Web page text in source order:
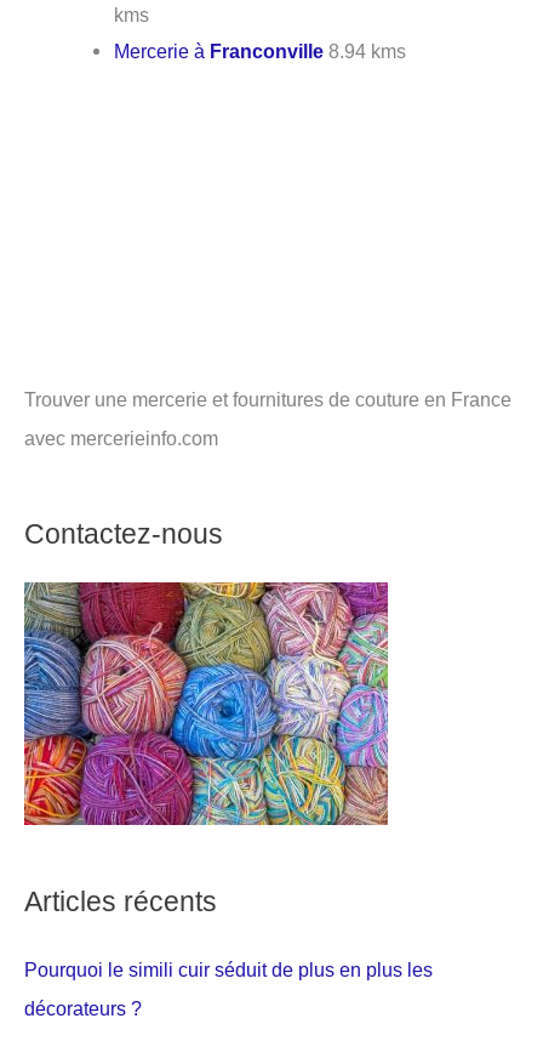
kms
Mercerie à Franconville 8.94 kms
Trouver une mercerie et fournitures de couture en France
avec mercerieinfo.com
Contactez-nous
Articles récents
Pourquoi le simili cuir séduit de plus en plus les
décorateurs ?